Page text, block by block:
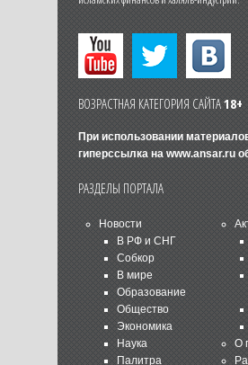
ВОЗРАСТНАЯ КАТЕГОРИЯ САЙТА18+
При использовании
гиперссылка на www.ansar.ru
РАЗДЕЛЫ ПОРТАЛА
Новости
В РФ и СНГ
Собкор
В мире
Образование
Общество
Экономика
Наука
Палитра
О